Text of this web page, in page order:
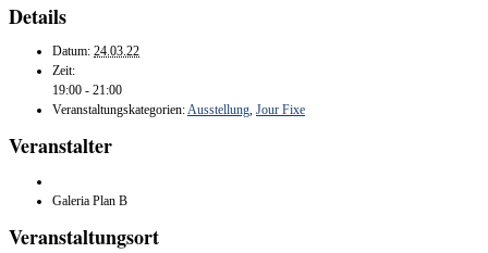
Details
Datum: 24.03.22
Zeit:
19:00 - 21:00
Veranstaltungskategorien:Ausstellung, Jour Fixe
Veranstalter
Galeria Plan B
Veranstaltungsort